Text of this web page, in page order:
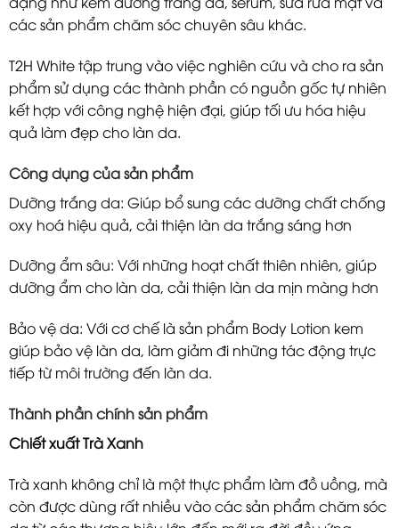
các sản phẩm chăm sóc chuyên sâu khác.
T2H White tập trung vào việc nghiên cứu và cho ra sản
phẩm sử dụng các thành phần có nguồn gốc tự nhiên
kết hợp với công nghệ hiện đại, giúp tối ưu hóa hiệu
quả làm đẹp cho làn da.
Công dụng của sản phẩm
Dưỡng trắng da: Giúp bổ sung các dưỡng chất chống
oxy hoá hiệu quả, cải thiện làn da trắng sáng hơn
Dưỡng ẩm sâu: Với những hoạt chất thiên nhiên, giúp
dưỡng ẩm cho làn da, cải thiện làn da mịn màng hơn
Bảo vệ da: Với cơ chế là sản phẩm Body Lotion kem
giúp bảo vệ làn da, làm giảm đi những tác động trực
tiếp từ môi trường đến làn da.
Thành phần chính sản phẩm
Chiết xuất Trà Xanh
Trà xanh không chỉ là một thực phẩm làm đồ uồng, mà
còn được dùng rất nhiều vào các sản phẩm chăm sóc